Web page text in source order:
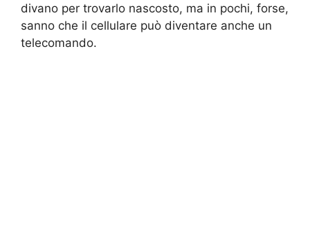
divano per trovarlo nascosto, ma in pochi, forse,
sanno che il cellulare può diventare anche un
telecomando.